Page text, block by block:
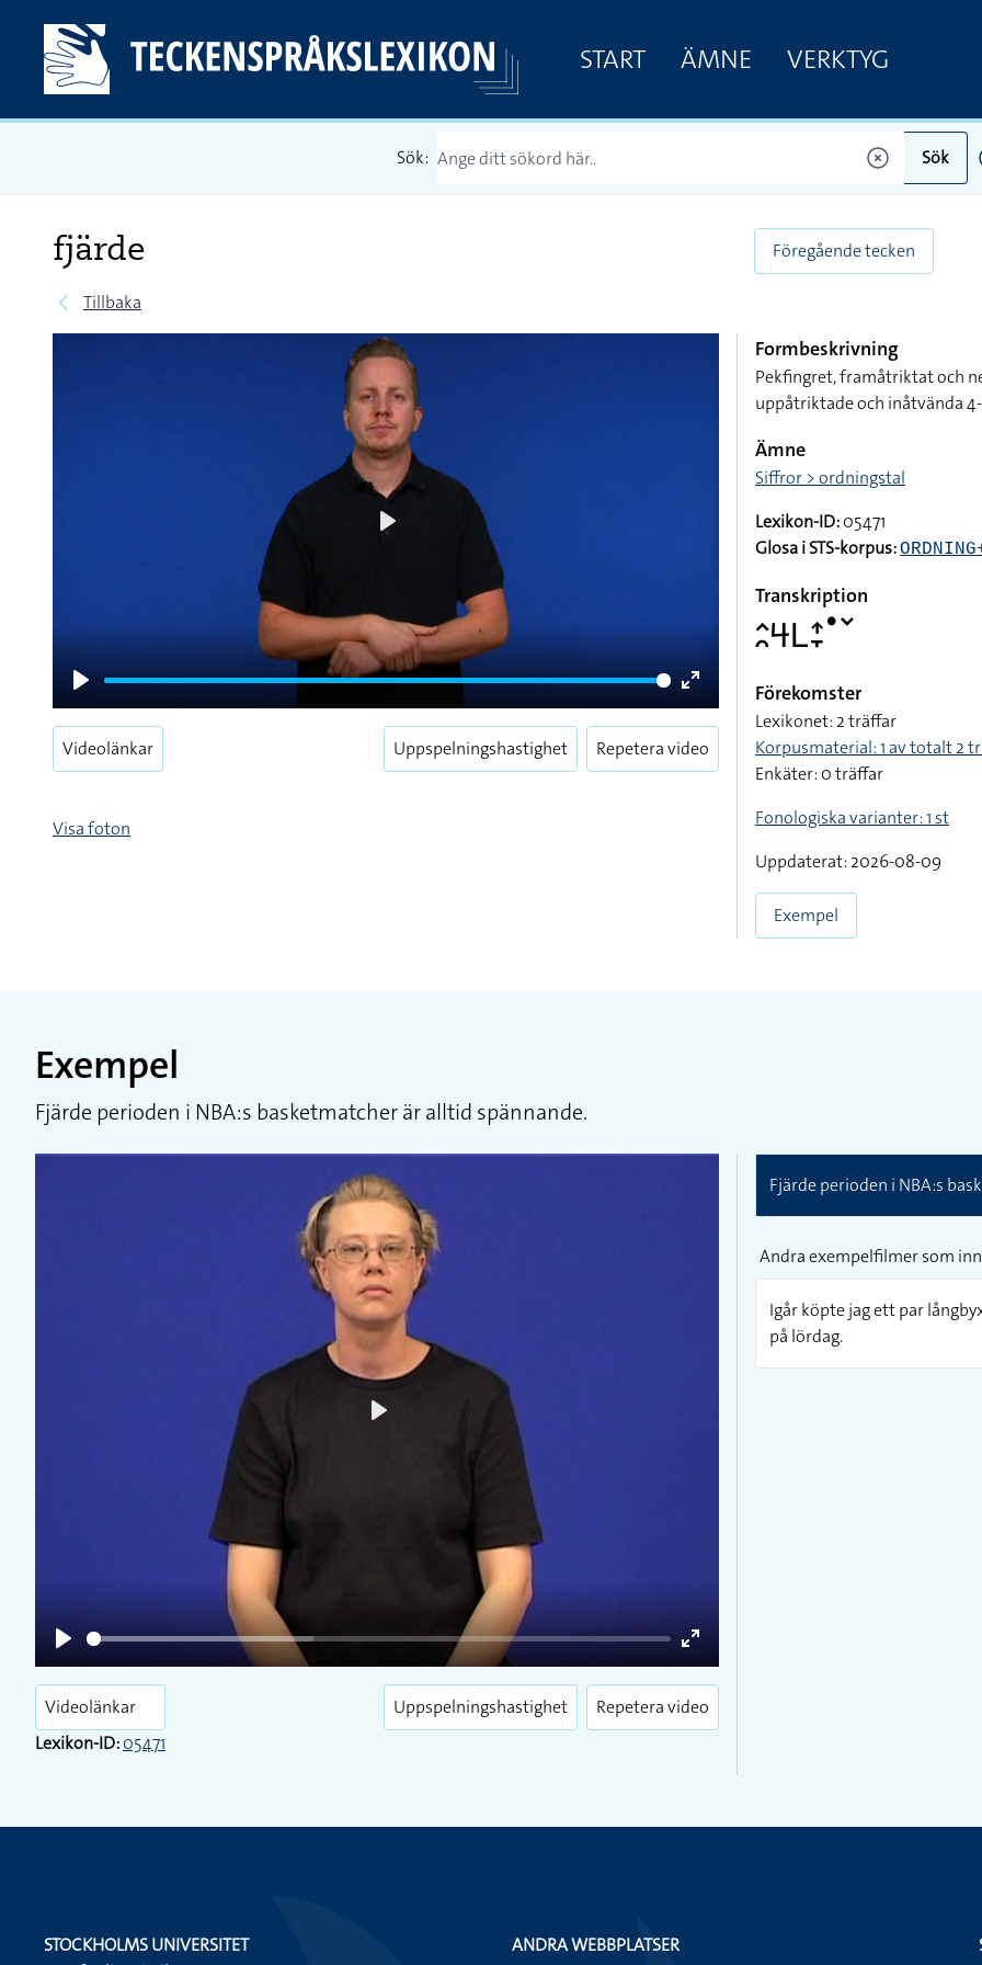
START ÄMNE VERKTYG
Sök: Sök
fjärde
Tillbaka
Föregående tecken
Play
Enter
fullscreen
Videolänkar Uppspelningshastighet Repetera video
Visa foton
Formbeskrivning
Pekfingret, framåtriktat och
uppåtriktade och inåtvända
Ämne
Siffror > ordningstal
Lexikon-ID:05471
Glosa i STS-korpus:
Transkription
􌤵􌥘􌦪􌥈􌤴􌥙􌤟􌥧
Förekomster
Lexikonet: 2 träffar
Korpusmaterial: 1 av totalt 2
Enkäter: 0 träffar
Fonologiska varianter: 1 st
Uppdaterat: 2026-08-09
Exempel
Exempel
Fjärde perioden i NBA:s basketmatcher är alltid spännande.
Play
Enter
fullscreen
Videolänkar
Lexikon-ID:05471
Uppspelningshastighet Repetera video
Fjärde perioden i NBA:s
Andra exempelfilmer som
Igår köpte jag ett par
på lördag.
STOCKHOLMS UNIVERSITET
ANDRA WEBBPLATSER